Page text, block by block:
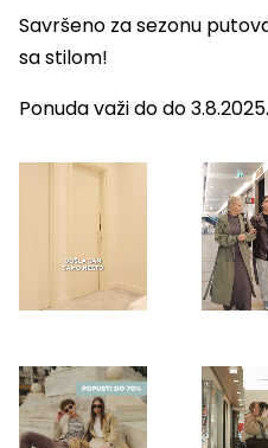
Savršeno za sezonu
sa stilom!
Ponuda važi do do 3.8.2025.